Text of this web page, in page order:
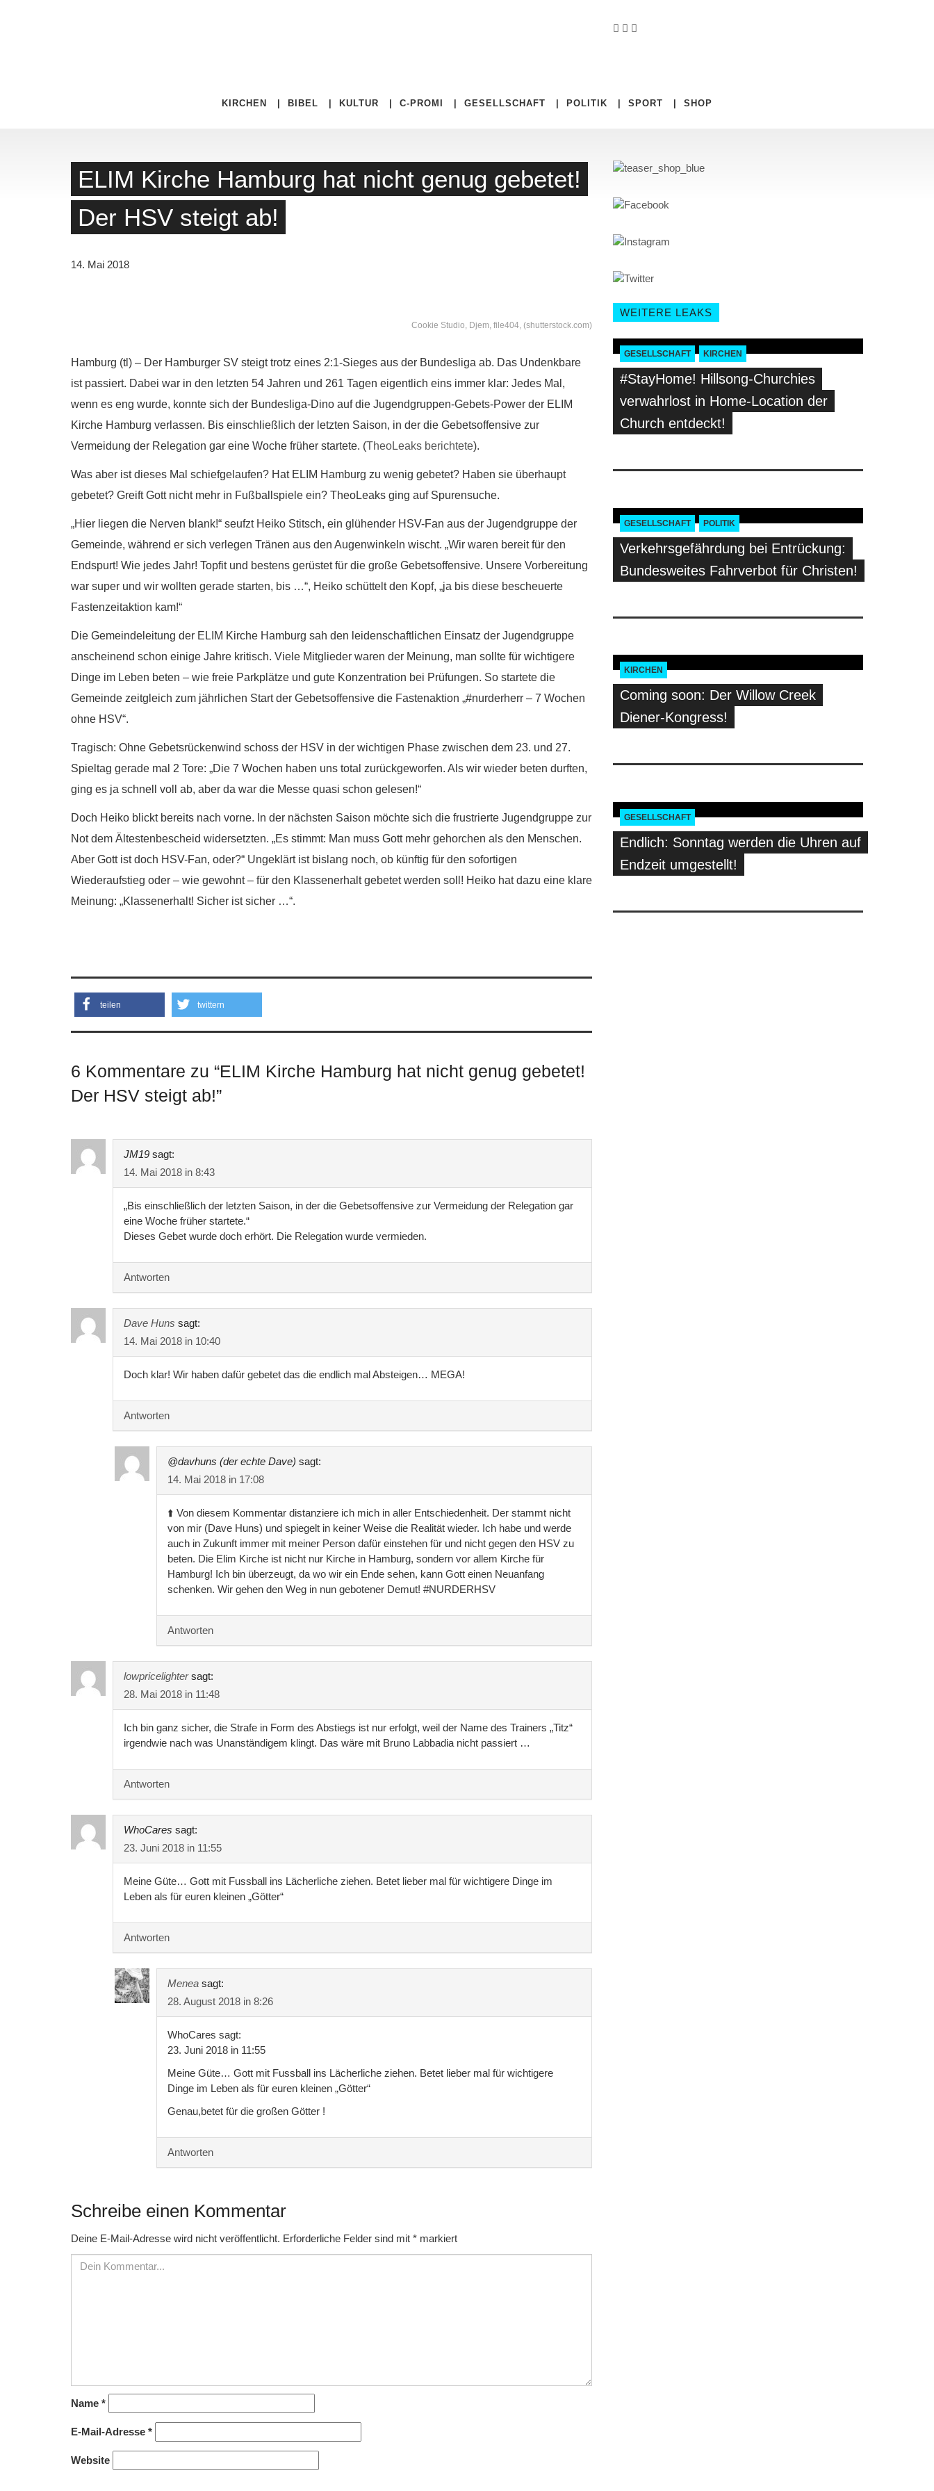
KIRCHEN BIBEL KULTUR C-PROMI GESELLSCHAFT POLITIK SPORT SHOP
ELIM Kirche Hamburg hat nicht genug gebetet!
Der HSV steigt ab!
14. Mai 2018
Cookie Studio, Djem, file404, (shutterstock.com)
Hamburg (tl) – Der Hamburger SV steigt trotz eines 2:1-Sieges aus der Bundesliga ab. Das Undenkbare
ist passiert. Dabei war in den letzten 54 Jahren und 261 Tagen eigentlich eins immer klar: Jedes Mal,
wenn es eng wurde, konnte sich der Bundesliga-Dino auf die Jugendgruppen-Gebets-Power der ELIM
Kirche Hamburg verlassen. Bis einschließlich der letzten Saison, in der die Gebetsoffensive zur
Vermeidung der Relegation gar eine Woche früher startete. (TheoLeaks berichtete).
Was aber ist dieses Mal schiefgelaufen? Hat ELIM Hamburg zu wenig gebetet? Haben sie überhaupt
gebetet? Greift Gott nicht mehr in Fußballspiele ein? TheoLeaks ging auf Spurensuche.
„Hier liegen die Nerven blank!“ seufzt Heiko Stitsch, ein glühender HSV-Fan aus der Jugendgruppe der
Gemeinde, während er sich verlegen Tränen aus den Augenwinkeln wischt. „Wir waren bereit für den
Endspurt! Wie jedes Jahr! Topfit und bestens gerüstet für die große Gebetsoffensive. Unsere Vorbereitung
war super und wir wollten gerade starten, bis …“, Heiko schüttelt den Kopf, „ja bis diese bescheuerte
Fastenzeitaktion kam!“
Die Gemeindeleitung der ELIM Kirche Hamburg sah den leidenschaftlichen Einsatz der Jugendgruppe
anscheinend schon einige Jahre kritisch. Viele Mitglieder waren der Meinung, man sollte für wichtigere
Dinge im Leben beten – wie freie Parkplätze und gute Konzentration bei Prüfungen. So startete die
Gemeinde zeitgleich zum jährlichen Start der Gebetsoffensive die Fastenaktion „#nurderherr – 7 Wochen
ohne HSV“.
Tragisch: Ohne Gebetsrückenwind schoss der HSV in der wichtigen Phase zwischen dem 23. und 27.
Spieltag gerade mal 2 Tore: „Die 7 Wochen haben uns total zurückgeworfen. Als wir wieder beten durften,
ging es ja schnell voll ab, aber da war die Messe quasi schon gelesen!“
Doch Heiko blickt bereits nach vorne. In der nächsten Saison möchte sich die frustrierte Jugendgruppe zur
Not dem Ältestenbescheid widersetzten. „Es stimmt: Man muss Gott mehr gehorchen als den Menschen.
Aber Gott ist doch HSV-Fan, oder?“ Ungeklärt ist bislang noch, ob künftig für den sofortigen
Wiederaufstieg oder – wie gewohnt – für den Klassenerhalt gebetet werden soll! Heiko hat dazu eine klare
Meinung: „Klassenerhalt! Sicher ist sicher …“.
teilen twittern
6 Kommentare zu “ELIM Kirche Hamburg hat nicht genug gebetet!
Der HSV steigt ab!”
JM19 sagt:
14. Mai 2018 in 8:43
„Bis einschließlich der letzten Saison, in der die Gebetsoffensive zur Vermeidung der Relegation gar
eine Woche früher startete.“
Dieses Gebet wurde doch erhört. Die Relegation wurde vermieden.
Antworten
Dave Huns sagt:
14. Mai 2018 in 10:40
Doch klar! Wir haben dafür gebetet das die endlich mal Absteigen… MEGA!
Antworten
@davhuns (der echte Dave) sagt:
14. Mai 2018 in 17:08
⬆️ Von diesem Kommentar distanziere ich mich in aller Entschiedenheit. Der stammt nicht
von mir (Dave Huns) und spiegelt in keiner Weise die Realität wieder. Ich habe und werde
auch in Zukunft immer mit meiner Person dafür einstehen für und nicht gegen den HSV zu
beten. Die Elim Kirche ist nicht nur Kirche in Hamburg, sondern vor allem Kirche für
Hamburg! Ich bin überzeugt, da wo wir ein Ende sehen, kann Gott einen Neuanfang
schenken. Wir gehen den Weg in nun gebotener Demut! #NURDERHSV
Antworten
lowpricelighter sagt:
28. Mai 2018 in 11:48
Ich bin ganz sicher, die Strafe in Form des Abstiegs ist nur erfolgt, weil der Name des Trainers „Titz“
irgendwie nach was Unanständigem klingt. Das wäre mit Bruno Labbadia nicht passiert …
Antworten
WhoCares sagt:
23. Juni 2018 in 11:55
Meine Güte… Gott mit Fussball ins Lächerliche ziehen. Betet lieber mal für wichtigere Dinge im
Leben als für euren kleinen „Götter“
Antworten
Menea sagt:
28. August 2018 in 8:26
WhoCares sagt:
23. Juni 2018 in 11:55
Meine Güte… Gott mit Fussball ins Lächerliche ziehen. Betet lieber mal für wichtigere
Dinge im Leben als für euren kleinen „Götter“
Genau,betet für die großen Götter !
Antworten
Schreibe einen Kommentar
Deine E-Mail-Adresse wird nicht veröffentlicht. Erforderliche Felder sind mit * markiert
Name *
E-Mail-Adresse *
Website
WEITERE LEAKS
GESELLSCHAFT KIRCHEN
#StayHome! Hillsong-Churchies
verwahrlost in Home-Location der
Church entdeckt!
GESELLSCHAFT POLITIK
Verkehrsgefährdung bei Entrückung:
Bundesweites Fahrverbot für Christen!
KIRCHEN
Coming soon: Der Willow Creek
Diener-Kongress!
GESELLSCHAFT
Endlich: Sonntag werden die Uhren auf
Endzeit umgestellt!